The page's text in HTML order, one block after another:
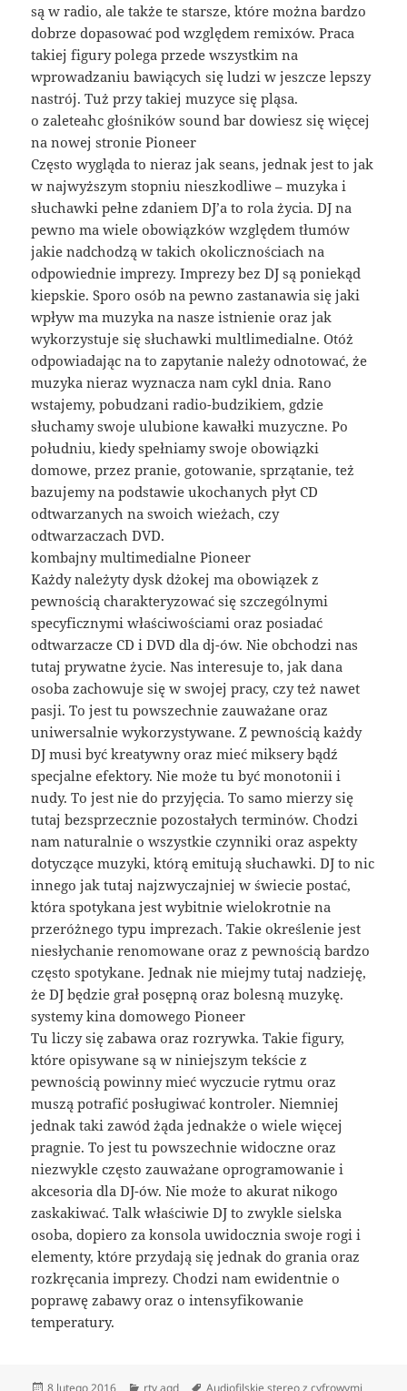
są w radio, ale także te starsze, które można bardzo
dobrze dopasować pod względem remixów. Praca
takiej figury polega przede wszystkim na
wprowadzaniu bawiących się ludzi w jeszcze lepszy
nastrój. Tuż przy takiej muzyce się pląsa.
o zaleteahc głośników sound bar dowiesz się więcej
na nowej stronie Pioneer
Często wygląda to nieraz jak seans, jednak jest to jak
w najwyższym stopniu nieszkodliwe – muzyka i
słuchawki pełne zdaniem DJ’a to rola życia. DJ na
pewno ma wiele obowiązków względem tłumów
jakie nadchodzą w takich okolicznościach na
odpowiednie imprezy. Imprezy bez DJ są poniekąd
kiepskie. Sporo osób na pewno zastanawia się jaki
wpływ ma muzyka na nasze istnienie oraz jak
wykorzystuje się słuchawki multlimedialne. Otóż
odpowiadając na to zapytanie należy odnotować, że
muzyka nieraz wyznacza nam cykl dnia. Rano
wstajemy, pobudzani radio-budzikiem, gdzie
słuchamy swoje ulubione kawałki muzyczne. Po
południu, kiedy spełniamy swoje obowiązki
domowe, przez pranie, gotowanie, sprzątanie, też
bazujemy na podstawie ukochanych płyt CD
odtwarzanych na swoich wieżach, czy
odtwarzaczach DVD.
kombajny multimedialne Pioneer
Każdy należyty dysk dżokej ma obowiązek z
pewnością charakteryzować się szczególnymi
specyficznymi właściwościami oraz posiadać
odtwarzacze CD i DVD dla dj-ów. Nie obchodzi nas
tutaj prywatne życie. Nas interesuje to, jak dana
osoba zachowuje się w swojej pracy, czy też nawet
pasji. To jest tu powszechnie zauważane oraz
uniwersalnie wykorzystywane. Z pewnością każdy
DJ musi być kreatywny oraz mieć miksery bądź
specjalne efektory. Nie może tu być monotonii i
nudy. To jest nie do przyjęcia. To samo mierzy się
tutaj bezsprzecznie pozostałych terminów. Chodzi
nam naturalnie o wszystkie czynniki oraz aspekty
dotyczące muzyki, którą emitują słuchawki. DJ to nic
innego jak tutaj najzwyczajniej w świecie postać,
która spotykana jest wybitnie wielokrotnie na
przeróżnego typu imprezach. Takie określenie jest
niesłychanie renomowane oraz z pewnością bardzo
często spotykane. Jednak nie miejmy tutaj nadzieję,
że DJ będzie grał posępną oraz bolesną muzykę.
systemy kina domowego Pioneer
Tu liczy się zabawa oraz rozrywka. Takie figury,
które opisywane są w niniejszym tekście z
pewnością powinny mieć wyczucie rytmu oraz
muszą potrafić posługiwać kontroler. Niemniej
jednak taki zawód żąda jednakże o wiele więcej
pragnie. To jest tu powszechnie widoczne oraz
niezwykle często zauważane oprogramowanie i
akcesoria dla DJ-ów. Nie może to akurat nikogo
zaskakiwać. Talk właściwie DJ to zwykle sielska
osoba, dopiero za konsola uwidocznia swoje rogi i
elementy, które przydają się jednak do grania oraz
rozkręcania imprezy. Chodzi nam ewidentnie o
poprawę zabawy oraz o intensyfikowanie
temperatury.
Data
8 lutego 2016 Kategorie
rtv agd Tagi
Audiofilskie stereo z cyfrowymi